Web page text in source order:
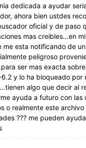
dedicada a ayudar
ahora bien ustdes
oficial y de paso
mas creibles…en
me esta notificando de
peligroso
ser mas exacta
y lo ha bloqueado por
algo que decir al
ayuda a futuro con las
o realmente este
??? me pueden